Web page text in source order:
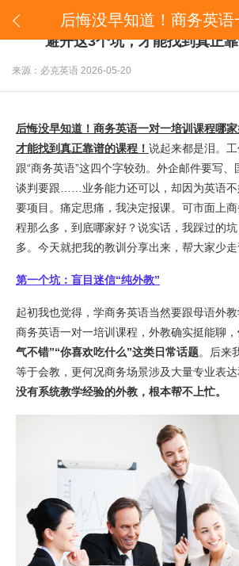

后悔没早知道！商务英语一对一
避开这3个坑，才能找到真正
来源：必克英语 2026-05-20
后悔没早知道！商务英语一对一培训课程哪
才能找到真正靠谱的课程！ 说起来都是泪。
跟“商务英语”这四个字较劲。外企邮件要写
谈判要跟……业务能力还可以，却因为英语不
要项目。痛定思痛，我决定报课。可市面上
程那么多，到底哪家好？说实话，我踩过的
多。今天就把我的教训分享出来，帮大家少走
第一个坑：盲目迷信“纯外教”
起初我也觉得，学商务英语当然要跟母语外
商务英语一对一培训课程，外教确实挺能聊，
气不错”“你喜欢吃什么”这类日常话题。后来
等于会教，更何况商务场景涉及大量专业表达
没有系统教学经验的外教， 根本帮不上忙。